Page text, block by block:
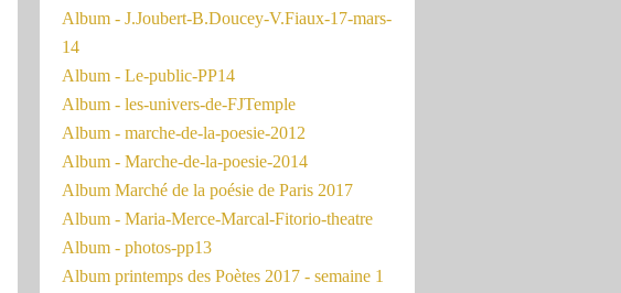
Album - J.Joubert-B.Doucey-V.Fiaux-17-mars-
14
Album - Le-public-PP14
Album - les-univers-de-FJTemple
Album - marche-de-la-poesie-2012
Album - Marche-de-la-poesie-2014
Album Marché de la poésie de Paris 2017
Album - Maria-Merce-Marcal-Fitorio-theatre
Album - photos-pp13
Album printemps des Poètes 2017 - semaine 1